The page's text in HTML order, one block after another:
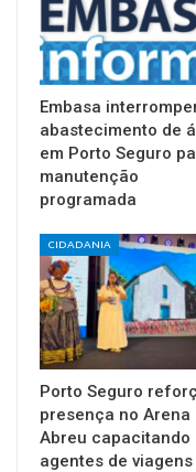
Embasa
abastecimento de
em Porto Seguro
manutenção
programada
CIDADANIA
Porto Seguro
presença no Arena
Abreu capacitando
agentes de viagens